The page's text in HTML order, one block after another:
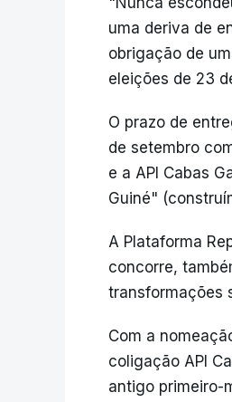
uma deriva de
obrigação de
eleições de 23
O prazo de
de setembro
e a API Cabas
Guiné"
A Plataforma
concorre,
transformações
Com a
coligação API
antigo primeiro-